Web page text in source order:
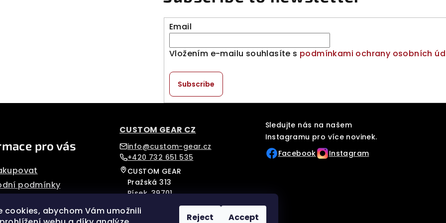
cookies, abychom Vám umožnili
Reject Accept
Email
Vložením e-mailu souhlasíte s podmínkami ochrany osobních
Subscribe
pro vás
podmínky
CUSTOM GEAR CZ
info@custom-gear.cz
+420 732 651 535
CUSTOM GEAR
Pražská 313
Písek, 39701
Czech Republic
Sledujte nás na našem
Instagramu pro více novinek.
Facebook
Instagram